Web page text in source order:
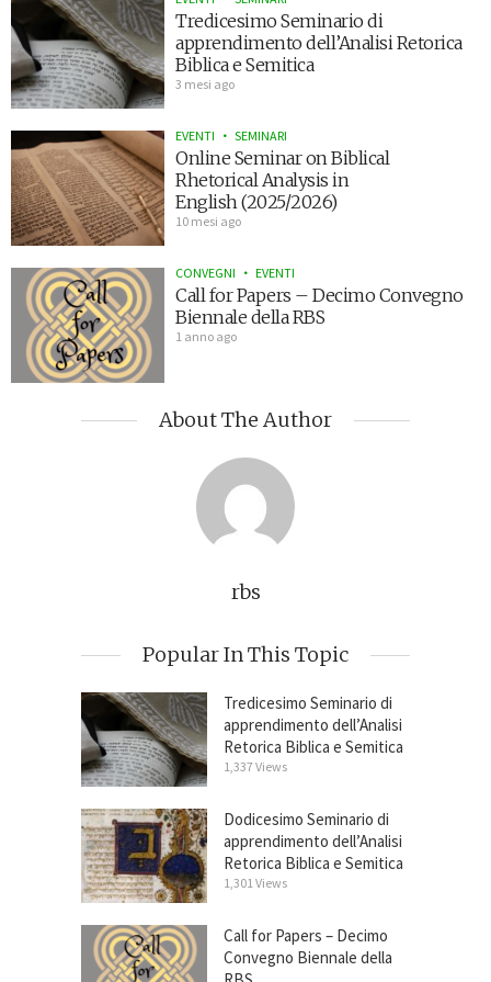
Tredicesimo Seminario di
apprendimento dell’Analisi Retorica
Biblica e Semitica
3 mesi ago
EVENTI SEMINARI
Online Seminar on Biblical
Rhetorical Analysis in
English (2025/2026)
10 mesi ago
CONVEGNI EVENTI
Call for Papers – Decimo Convegno
Biennale della RBS
1 anno ago
About The Author
rbs
Popular In This Topic
Tredicesimo Seminario di
apprendimento dell’Analisi
Retorica Biblica e Semitica
1,337 Views
Dodicesimo Seminario di
apprendimento dell’Analisi
Retorica Biblica e Semitica
1,301 Views
Call for Papers – Decimo
Convegno Biennale della